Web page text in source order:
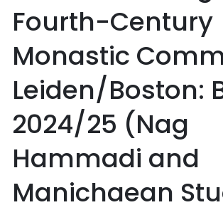
Fourth-Century
Monastic
Leiden/Boston:
2024/25 (Nag
Hammadi and
Manichaean